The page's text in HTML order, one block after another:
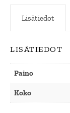
Lisätiedot
LISÄTIEDOT
Paino
Koko